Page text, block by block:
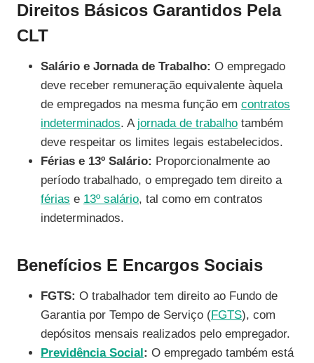
Direitos Básicos Garantidos Pela
CLT
Salário e Jornada de Trabalho: O empregado
deve receber remuneração equivalente àquela
de empregados na mesma função em contratos
indeterminados. A jornada de trabalho também
deve respeitar os limites legais estabelecidos.
Férias e 13º Salário: Proporcionalmente ao
período trabalhado, o empregado tem direito a
férias e 13º salário, tal como em contratos
indeterminados.
Benefícios E Encargos Sociais
FGTS: O trabalhador tem direito ao Fundo de
Garantia por Tempo de Serviço (FGTS), com
depósitos mensais realizados pelo empregador.
Previdência Social : O empregado também está